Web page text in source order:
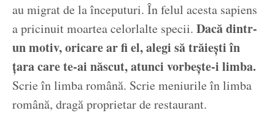
au migrat de la începuturi. În felul acesta sapiens
a pricinuit moartea celorlalte specii. Dacă dintr-
un motiv, oricare ar fi el, alegi să trăiești în
țara care te-ai născut, atunci vorbește-i limba.
Scrie în limba română. Scrie meniurile în limba
română, dragă proprietar de restaurant.